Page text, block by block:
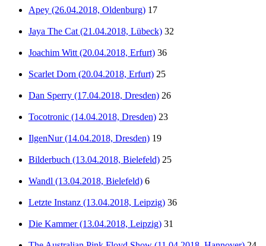
Apey (26.04.2018, Oldenburg) 17
Jaya The Cat (21.04.2018, Lübeck) 32
Joachim Witt (20.04.2018, Erfurt) 36
Scarlet Dorn (20.04.2018, Erfurt) 25
Dan Sperry (17.04.2018, Dresden) 26
Tocotronic (14.04.2018, Dresden) 23
IlgenNur (14.04.2018, Dresden) 19
Bilderbuch (13.04.2018, Bielefeld) 25
Wandl (13.04.2018, Bielefeld) 6
Letzte Instanz (13.04.2018, Leipzig) 36
Die Kammer (13.04.2018, Leipzig) 31